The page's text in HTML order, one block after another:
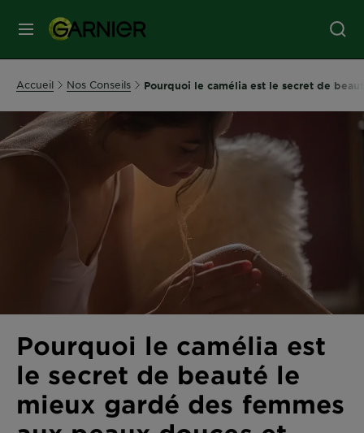
MENU
SOINS
SOINS
COLORATION
SOLAIRE
SERVICES
&
DIAGNOSTICS
NOS
Accueil Nos Conseils Pourquoi le camélia est le secret de
Pourquoi le camélia est
le secret de beauté le
mieux gardé des femmes